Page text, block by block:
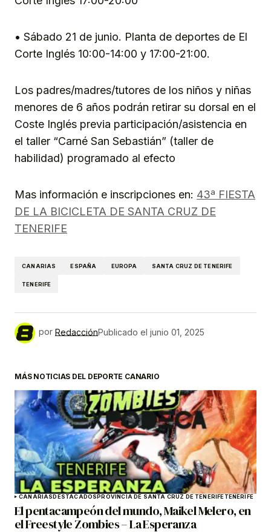
• Sábado 21 de junio. Planta de deportes de El
Corte Inglés 10:00-14:00 y 17:00-21:00.
Los padres/madres/tutores de los niños y niñas
menores de 6 años podrán retirar su dorsal en el
Coste Inglés previa participación/asistencia en
el taller “Carné San Sebastián” (taller de
habilidad) programado al efecto
Mas información e inscripciones en: 43ª FIESTA
DE LA BICICLETA DE SANTA CRUZ DE
TENERIFE
CANARIAS ESPAÑA EUROPA SANTA CRUZ DE TENERIFE
TENERIFE
por RedacciónPublicado el junio 01, 2025
MÁS NOTICIAS DEL DEPORTE CANARIO
CANARIAS DESTACADOS PROVINCIA DE SANTA CRUZ DE TENERIFETENERIFE
El pentacampeón del mundo, Maikel Melero, en
el Freestyle Zombies – La Esperanza